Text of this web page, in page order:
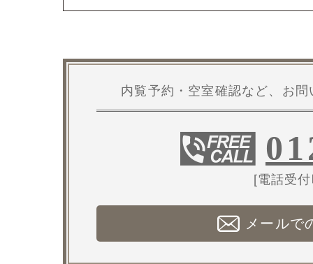
内覧予約・空室確認など、お
[電話受
メールで